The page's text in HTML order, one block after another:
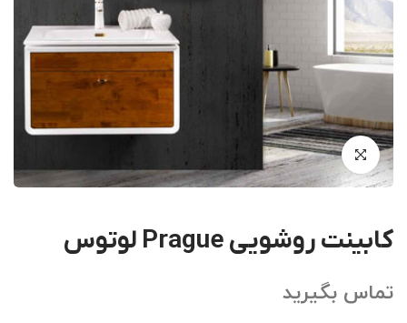
کابینت روشویی Prague لوتوس
تماس بگیرید